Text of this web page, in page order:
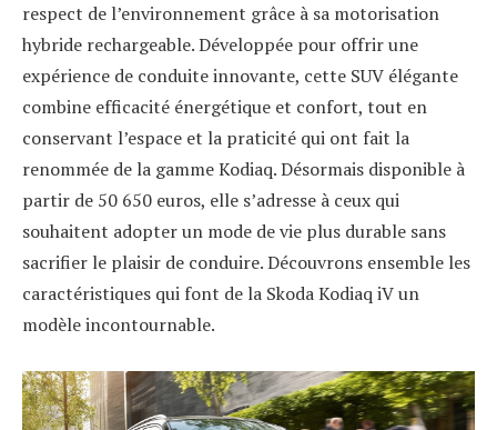
respect de l’environnement grâce à sa motorisation
hybride rechargeable. Développée pour offrir une
expérience de conduite innovante, cette SUV élégante
combine efficacité énergétique et confort, tout en
conservant l’espace et la praticité qui ont fait la
renommée de la gamme Kodiaq. Désormais disponible à
partir de 50 650 euros, elle s’adresse à ceux qui
souhaitent adopter un mode de vie plus durable sans
sacrifier le plaisir de conduire. Découvrons ensemble les
caractéristiques qui font de la Skoda Kodiaq iV un
modèle incontournable.